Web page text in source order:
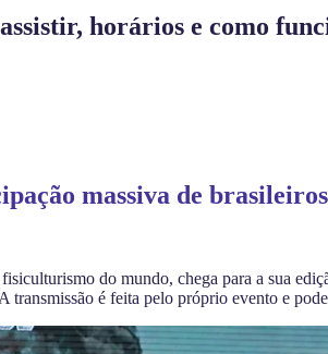
horários e como
massiva de
do mundo, chega para a sua
transmissão é feita pelo próprio evento e